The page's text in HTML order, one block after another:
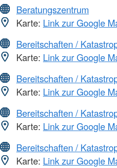
Beratungszentrum
Karte: Link zur Google
Bereitschaften /
Karte: Link zur Google
Bereitschaften /
Karte: Link zur Google
Bereitschaften /
Karte: Link zur Google
Bereitschaften /
Karte: Link zur Google